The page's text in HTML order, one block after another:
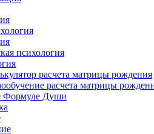
психология
расчета матрицы рождения
расчета матрицы
Формуле Души